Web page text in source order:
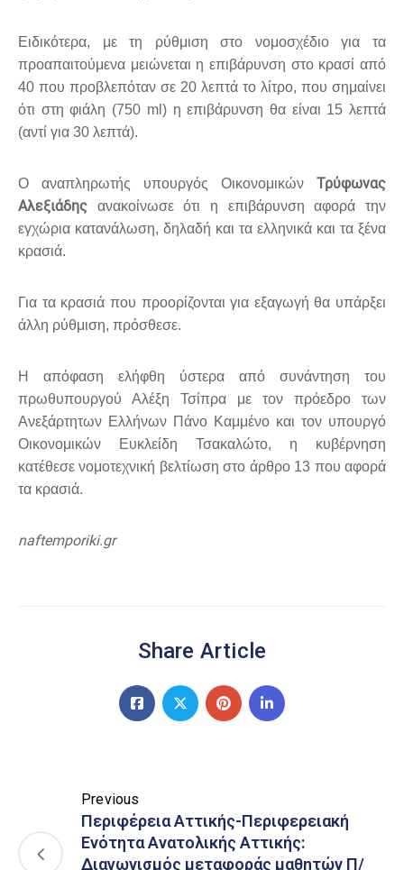
Ειδικότερα, με τη ρύθμιση στο νομοσχέδιο για τα
προαπαιτούμενα μειώνεται η επιβάρυνση στο κρασί από
40 που προβλεπόταν σε 20 λεπτά το λίτρο, που σημαίνει
ότι στη φιάλη (750 ml) η επιβάρυνση θα είναι 15 λεπτά
(αντί για 30 λεπτά).
Ο αναπληρωτής υπουργός Οικονομικών Τρύφωνας
Αλεξιάδης ανακοίνωσε ότι η επιβάρυνση αφορά την
εγχώρια κατανάλωση, δηλαδή και τα ελληνικά και τα ξένα
κρασιά.
Για τα κρασιά που προορίζονται για εξαγωγή θα υπάρξει
άλλη ρύθμιση, πρόσθεσε.
Η απόφαση ελήφθη ύστερα από συνάντηση του
πρωθυπουργού Αλέξη Τσίπρα με τον πρόεδρο των
Ανεξάρτητων Ελλήνων Πάνο Καμμένο και τον υπουργό
Οικονομικών Ευκλείδη Τσακαλώτο, η κυβέρνηση
κατέθεσε νομοτεχνική βελτίωση στο άρθρο 13 που αφορά
τα κρασιά.
naftemporiki.gr
Share Article
Previous
Περιφέρεια Αττικής-Περιφερειακή
Ενότητα Ανατολικής Αττικής:
Διαγωνισμός μεταφοράς μαθητών Π/